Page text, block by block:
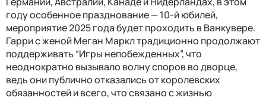
году особенное празднование — 10-й юбилей,
мероприятие 2025 года будет проходить в Ванкувере.
Гарри с женой Меган Маркл традиционно продолжают
поддерживать “Игры непобежденных”, что
неоднократно вызывало волну споров во дворце,
ведь они публично отказались от королевских
обязанностей и всего, что связано с жизнью